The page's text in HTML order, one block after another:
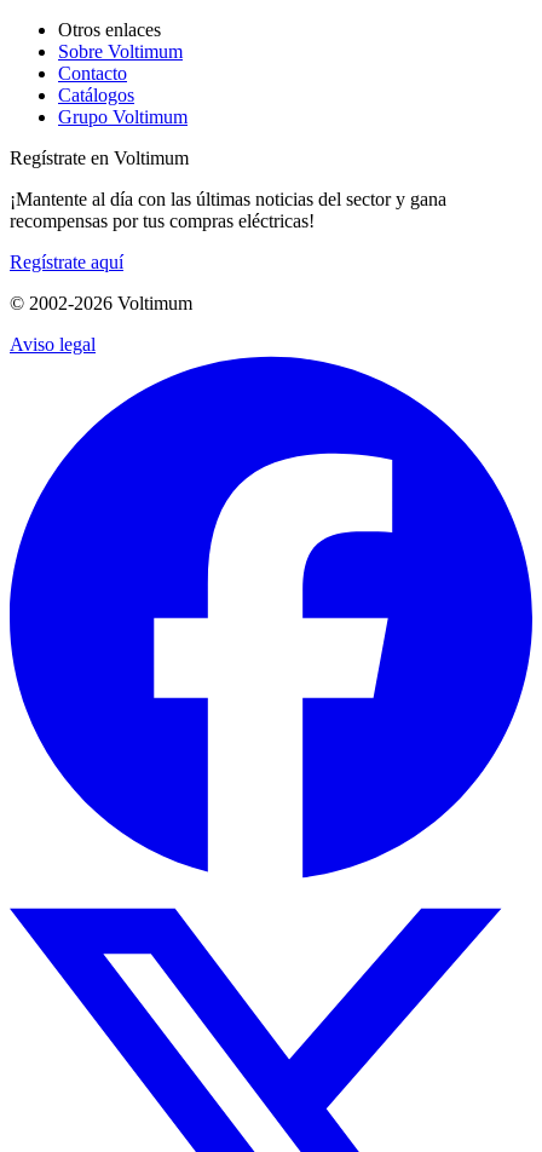
Otros enlaces
Sobre Voltimum
Contacto
Catálogos
Grupo Voltimum
Regístrate en Voltimum
¡Mantente al día con las últimas noticias del sector y gana
recompensas por tus compras eléctricas!
Regístrate aquí
© 2002-2026 Voltimum
Aviso legal